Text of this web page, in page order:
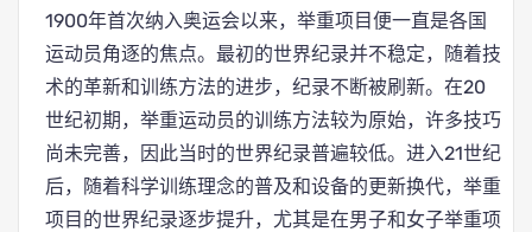
1900年首次纳入奥运会以来，举重项目便一直是各国
运动员角逐的焦点。最初的世界纪录并不稳定，随着技
术的革新和训练方法的进步，纪录不断被刷新。在20
世纪初期，举重运动员的训练方法较为原始，许多技巧
尚未完善，因此当时的世界纪录普遍较低。进入21世纪
后，随着科学训练理念的普及和设备的更新换代，举重
项目的世界纪录逐步提升，尤其是在男子和女子举重项